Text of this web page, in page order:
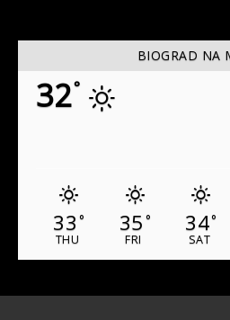
BIOGRAD NA
32°
33 °
THU
35 °
FRI
34°
SAT